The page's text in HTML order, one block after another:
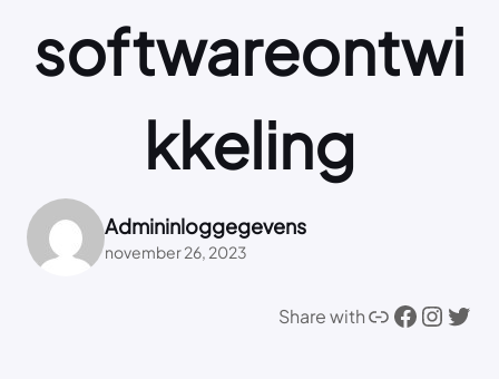
softwareontwi
kkeling
Admininloggegevens
november 26, 2023
Share withLink Facebook Instagram Twitter